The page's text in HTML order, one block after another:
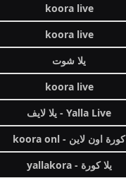
koora live
koora live
يلا شوت
koora live
Yalla Live - يلا لايف
كورة اون لاين - koora onl
يلا كورة - yallakora